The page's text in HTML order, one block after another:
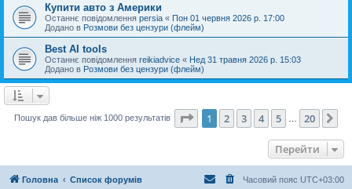
Купити авто з Америки
Останнє повідомлення persia « Пон 01 червня 2026 р. 17:00
Додано в Розмови без цензури (флейм)
Best AI tools
Останнє повідомлення reikiadvice « Нед 31 травня 2026 р. 15:03
Додано в Розмови без цензури (флейм)
Пошук дав більше ніж 1000 результатів Сторінка 1 20
1 2 3 4 5 20
Перейти
Головна Список форумів Часовий пояс UTC+03:00